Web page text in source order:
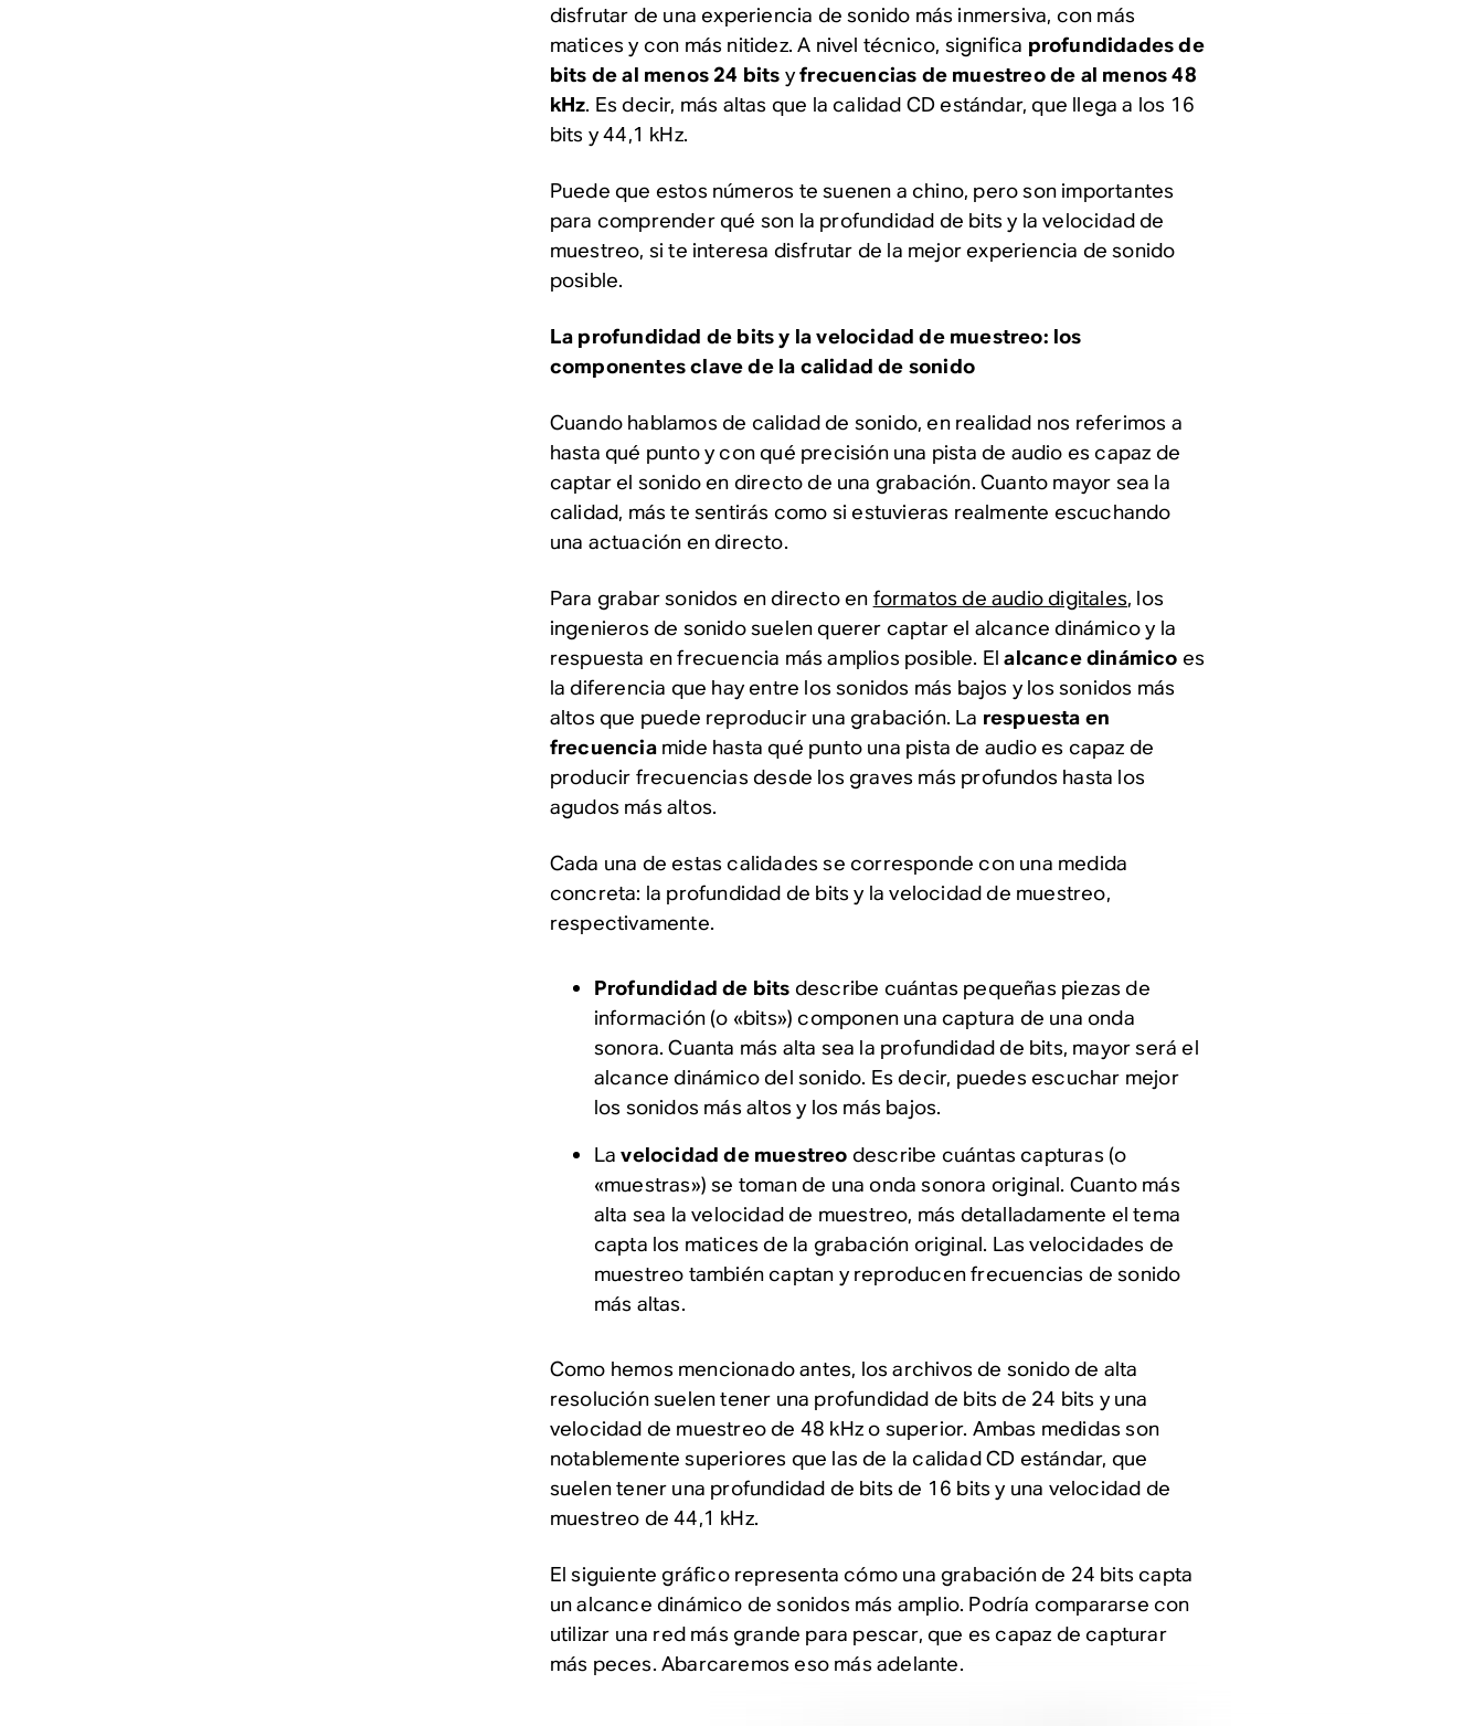
disfrutar de una experiencia de sonido más inmersiva, con más
matices y con más nitidez. A nivel técnico, significa profundidades de
bits de al menos 24 bits yfrecuencias de muestreo de al menos 48
kHz. Es decir, más altas que la calidad CD estándar, que llega a los 16
bits y 44,1 kHz.
Puede que estos números te suenen a chino, pero son importantes
para comprender qué son la profundidad de bits y la velocidad de
muestreo, si te interesa disfrutar de la mejor experiencia de sonido
posible.
La profundidad de bits y la velocidad de muestreo: los
componentes clave de la calidad de sonido
Cuando hablamos de calidad de sonido, en realidad nos referimos a
hasta qué punto y con qué precisión una pista de audio es capaz de
captar el sonido en directo de una grabación. Cuanto mayor sea la
calidad, más te sentirás como si estuvieras realmente escuchando
una actuación en directo.
Para grabar sonidos en directo en formatos de audio digitales, los
ingenieros de sonido suelen querer captar el alcance dinámico y la
respuesta en frecuencia más amplios posible. Elalcance dinámico es
la diferencia que hay entre los sonidos más bajos y los sonidos más
altos que puede reproducir una grabación. La respuesta en
frecuenciamide hasta qué punto una pista de audio es capaz de
producir frecuencias desde los graves más profundos hasta los
agudos más altos.
Cada una de estas calidades se corresponde con una medida
concreta: la profundidad de bits y la velocidad de muestreo,
respectivamente.
Profundidad de bits describe cuántas pequeñas piezas de
información (o «bits») componen una captura de una onda
sonora. Cuanta más alta sea la profundidad de bits, mayor será el
alcance dinámico del sonido. Es decir, puedes escuchar mejor
los sonidos más altos y los más bajos.
Lavelocidad de muestreo describe cuántas capturas (o
«muestras») se toman de una onda sonora original. Cuanto más
alta sea la velocidad de muestreo, más detalladamente el tema
capta los matices de la grabación original. Las velocidades de
muestreo también captan y reproducen frecuencias de sonido
más altas.
Como hemos mencionado antes, los archivos de sonido de alta
resolución suelen tener una profundidad de bits de 24 bits y una
velocidad de muestreo de 48 kHz o superior. Ambas medidas son
notablemente superiores que las de la calidad CD estándar, que
suelen tener una profundidad de bits de 16 bits y una velocidad de
muestreo de 44,1 kHz.
El siguiente gráfico representa cómo una grabación de 24 bits capta
un alcance dinámico de sonidos más amplio. Podría compararse con
utilizar una red más grande para pescar, que es capaz de capturar
más peces. Abarcaremos eso más adelante.